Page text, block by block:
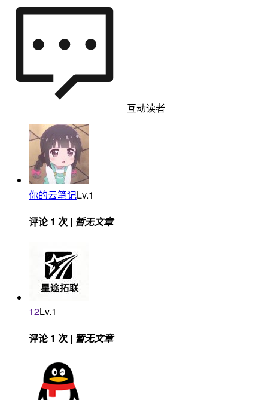
互动读者
你的云笔记Lv.1
评论 1 次 | 暂无文章
12Lv.1
评论 1 次 | 暂无文章